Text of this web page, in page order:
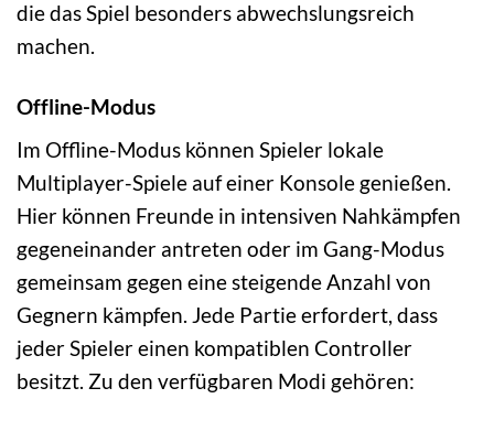
die das Spiel besonders abwechslungsreich
machen.
Offline-Modus
Im Offline-Modus können Spieler lokale
Multiplayer-Spiele auf einer Konsole genießen.
Hier können Freunde in intensiven Nahkämpfen
gegeneinander antreten oder im Gang-Modus
gemeinsam gegen eine steigende Anzahl von
Gegnern kämpfen. Jede Partie erfordert, dass
jeder Spieler einen kompatiblen Controller
besitzt. Zu den verfügbaren Modi gehören: